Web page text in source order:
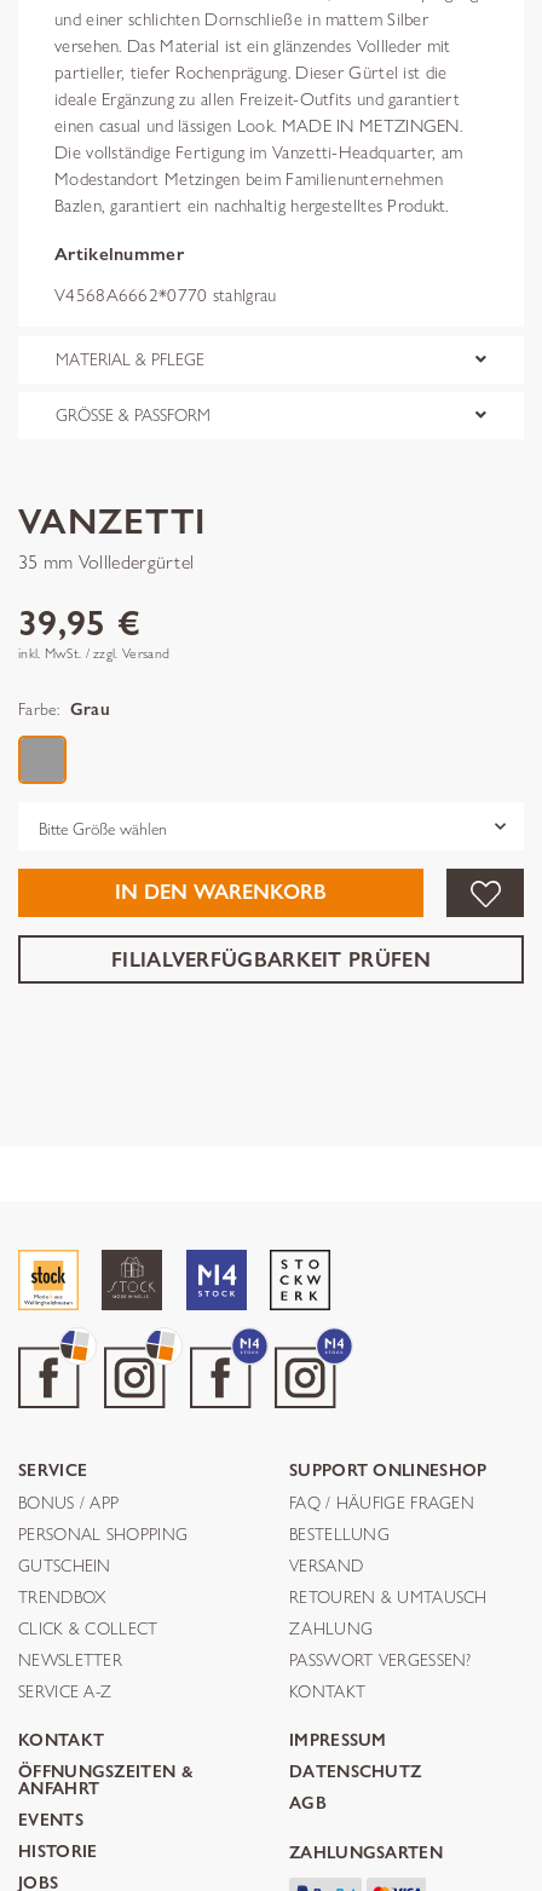
und einer schlichten Dornschließe in mattem Silber
versehen. Das Material ist ein glänzendes Vollleder mit
partieller, tiefer Rochenprägung. Dieser Gürtel ist die
ideale Ergänzung zu allen Freizeit-Outfits und garantiert
einen casual und lässigen Look. MADE IN METZINGEN.
Die vollständige Fertigung im Vanzetti-Headquarter, am
Modestandort Metzingen beim Familienunternehmen
Bazlen, garantiert ein nachhaltig hergestelltes Produkt.
Artikelnummer
V4568A6662*0770 stahlgrau
MATERIAL & PFLEGE
GRÖSSE & PASSFORM
VANZETTI
35 mm Vollledergürtel
39,95 €
inkl. MwSt. / zzgl. Versand
Farbe: Grau
IN DEN WARENKORB
FILIALVERFÜGBARKEIT PRÜFEN
SERVICE
BONUS / APP
PERSONAL SHOPPING
GUTSCHEIN
TRENDBOX
CLICK & COLLECT
NEWSLETTER
SERVICE A-Z
SUPPORT ONLINESHOP
FAQ / HÄUFIGE FRAGEN
BESTELLUNG
VERSAND
RETOUREN & UMTAUSCH
ZAHLUNG
PASSWORT VERGESSEN?
KONTAKT
KONTAKT
ÖFFNUNGSZEITEN &
ANFAHRT
EVENTS
HISTORIE
JOBS
IMPRESSUM
DATENSCHUTZ
AGB
ZAHLUNGSARTEN